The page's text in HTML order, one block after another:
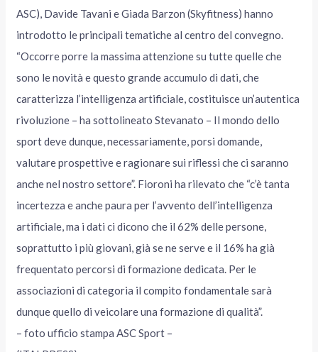
ASC), Davide Tavani e Giada Barzon (Skyfitness) hanno
introdotto le principali tematiche al centro del convegno.
“Occorre porre la massima attenzione su tutte quelle che
sono le novità e questo grande accumulo di dati, che
caratterizza l’intelligenza artificiale, costituisce un’autentica
rivoluzione – ha sottolineato Stevanato – Il mondo dello
sport deve dunque, necessariamente, porsi domande,
valutare prospettive e ragionare sui riflessi che ci saranno
anche nel nostro settore”. Fioroni ha rilevato che “c’è tanta
incertezza e anche paura per l’avvento dell’intelligenza
artificiale, ma i dati ci dicono che il 62% delle persone,
soprattutto i più giovani, già se ne serve e il 16% ha già
frequentato percorsi di formazione dedicata. Per le
associazioni di categoria il compito fondamentale sarà
dunque quello di veicolare una formazione di qualità”.
– foto ufficio stampa ASC Sport –